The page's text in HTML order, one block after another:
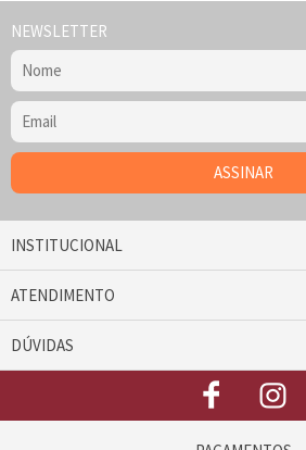
NEWSLETTER
INSTITUCIONAL
ATENDIMENTO
DÚVIDAS